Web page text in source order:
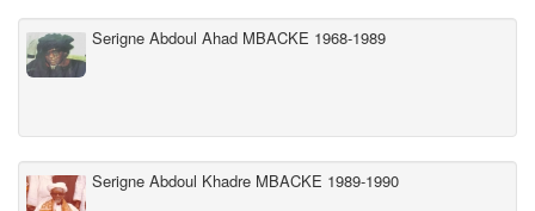
Serigne Abdoul Ahad MBACKE 1968-1989
Serigne Abdoul Khadre MBACKE 1989-1990